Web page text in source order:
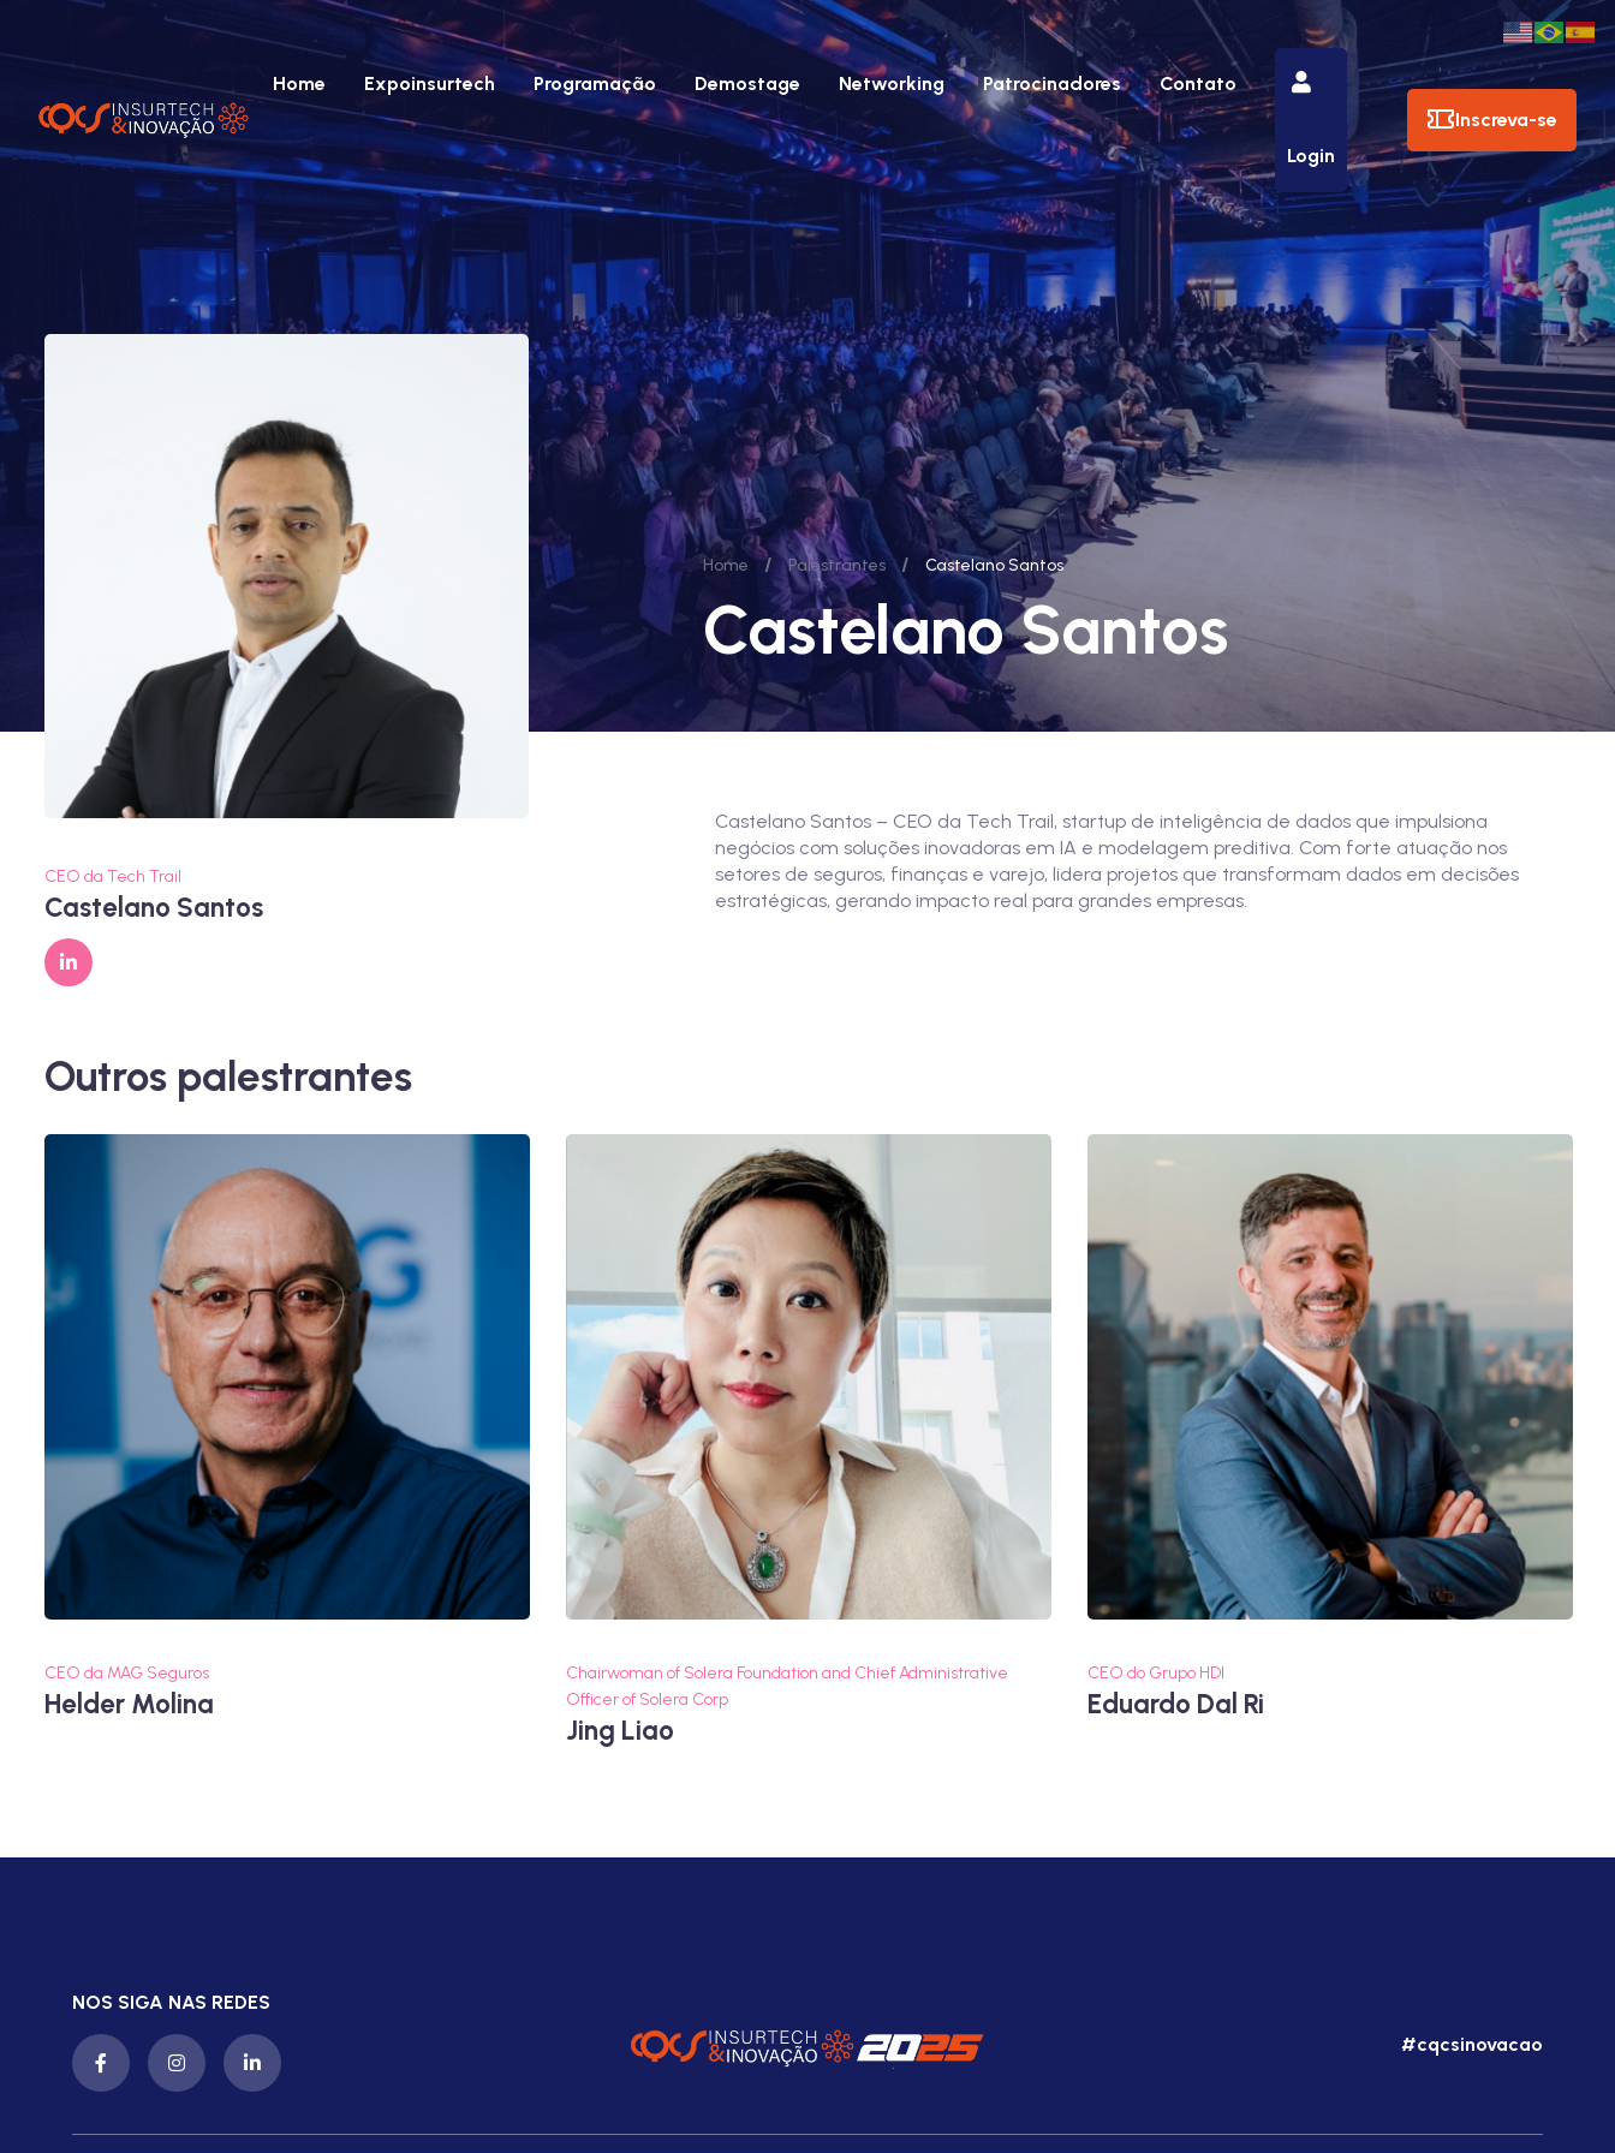
Home Expoinsurtech Programação Demostage Networking Patrocinadores Contato
Login
Inscreva-se
Home / Palestrantes / Castelano Santos
Castelano Santos
CEO da Tech Trail
Castelano Santos
Castelano Santos – CEO da Tech Trail, startup de inteligência de dados que impulsiona
negócios com soluções inovadoras em IA e modelagem preditiva. Com forte atuação nos
setores de seguros, finanças e varejo, lidera projetos que transformam dados em decisões
estratégicas, gerando impacto real para grandes empresas.
Outros palestrantes
CEO da MAG Seguros
Helder Molina
Chairwoman of Solera Foundation and Chief Administrative
Officer of Solera Corp
Jing Liao
CEO do Grupo HDI
Eduardo Dal Ri
NOS SIGA NAS REDES
#cqcsinovacao